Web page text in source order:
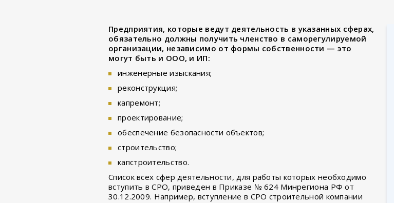
Предприятия, которые ведут деятельность в указанных сферах,
обязательно должны получить членство в саморегулируемой
организации, независимо от формы собственности — это
могут быть и ООО, и ИП:
инженерные изыскания;
реконструкция;
капремонт;
проектирование;
обеспечение безопасности объектов;
строительство;
капстроительство.
Список всех сфер деятельности, для работы которых необходимо
вступить в СРО, приведен в Приказе № 624 Минрегиона РФ от
30.12.2009. Например, вступление в СРО строительной компании